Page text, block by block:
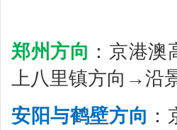
交
郑州方向 ：京港
上八里镇方向→沿
安阳与鹤壁方向